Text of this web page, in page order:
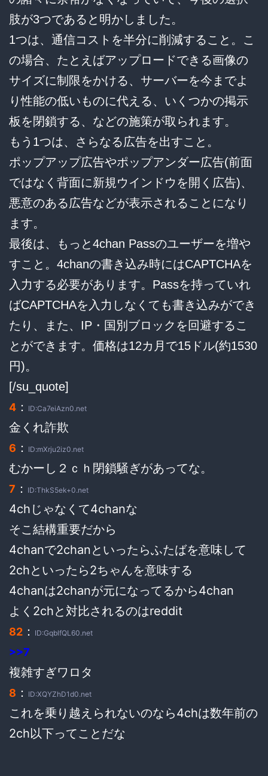
肢が3つであると明かしました。
1つは、通信コストを半分に削減すること。こ
の場合、たとえばアップロードできる画像の
サイズに制限をかける、サーバーを今までよ
り性能の低いものに代える、いくつかの掲示
板を閉鎖する、などの施策が取られます。
もう1つは、さらなる広告を出すこと。
ポップアップ広告やポップアンダー広告(前面
ではなく背面に新規ウインドウを開く広告)、
悪意のある広告などが表示されることになり
ます。
最後は、もっと4chan Passのユーザーを増や
すこと。4chanの書き込み時にはCAPTCHAを
入力する必要があります。Passを持っていれ
ばCAPTCHAを入力しなくても書き込みができ
たり、また、IP・国別ブロックを回避するこ
とができます。価格は12カ月で15ドル(約1530
円)。
[/su_quote]
4 ： ID:Ca7eiAzn0.net
金くれ詐欺
6 ： ID:mXrju2iz0.net
むかーし２ｃｈ閉鎖騒ぎがあってな。
7 ： ID:ThkS5ek+0.net
4chじゃなくて4chanな
そこ結構重要だから
4chanで2chanといったらふたばを意味して
2chといったら2ちゃんを意味する
4chanは2chanが元になってるから4chan
よく2chと対比されるのはreddit
82 ： ID:GqblfQL60.net
>>7
複雑すぎワロタ
8 ： ID:XQYZhD1d0.net
これを乗り越えられないのなら4chは数年前の
2ch以下ってことだな